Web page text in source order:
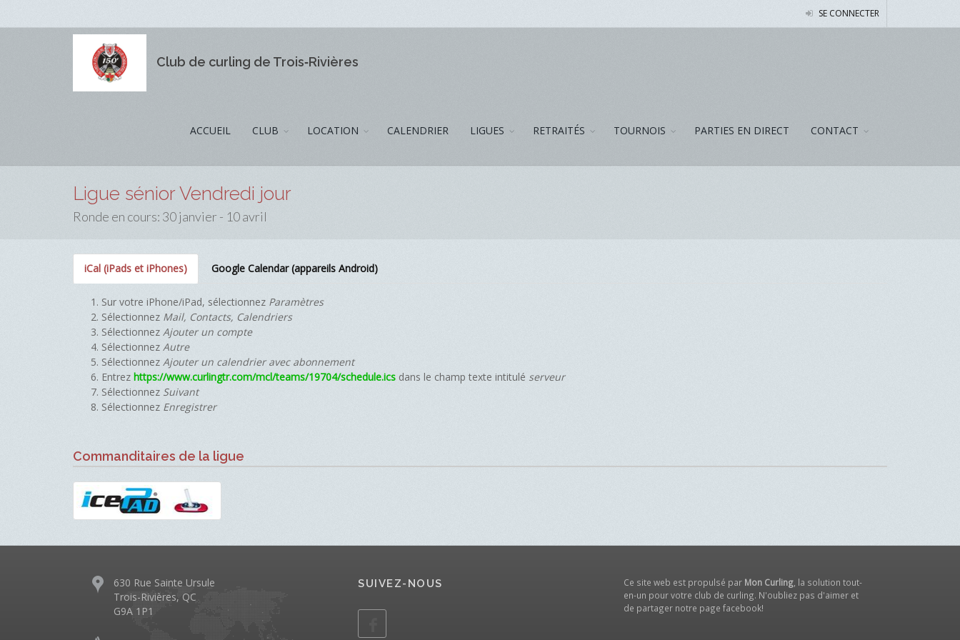
SE CONNECTER
Club de curling de Trois‑Rivières
ACCUEIL CLUB LOCATION CALENDRIER LIGUES RETRAITÉS TOURNOIS PARTIES EN DIRECT CONTACT
Ligue sénior Vendredi jour
Ronde en cours: 30 janvier - 10 avril
iCal (iPads et iPhones) Google Calendar (appareils Android)
Sur votre iPhone/iPad, sélectionnez Paramètres
Sélectionnez Mail, Contacts, Calendriers
Sélectionnez Ajouter un compte
Sélectionnez Autre
Sélectionnez Ajouter un calendrier avec abonnement
Entrez https://www.curlingtr.com/mcl/teams/19704/schedule.ics dans le champ texte intitulé serveur
Sélectionnez Suivant
Sélectionnez Enregistrer
Commanditaires de la ligue
630 Rue Sainte Ursule
Trois-Rivières, QC
G9A 1P1
SUIVEZ-NOUS Ce site web est propulsé par Mon Curling , la solution tout-
en-un pour votre club de curling. N'oubliez pas d'aimer et
de partager notre page facebook!